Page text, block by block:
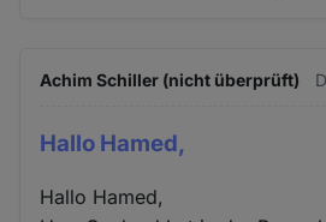
Achim Schiller (nicht überprüft)
Hallo Hamed,
Hallo Hamed,